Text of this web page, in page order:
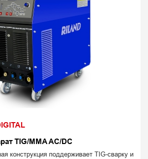
TIG/MMA AC/DC
конструкция поддерживает TIG-сварку и